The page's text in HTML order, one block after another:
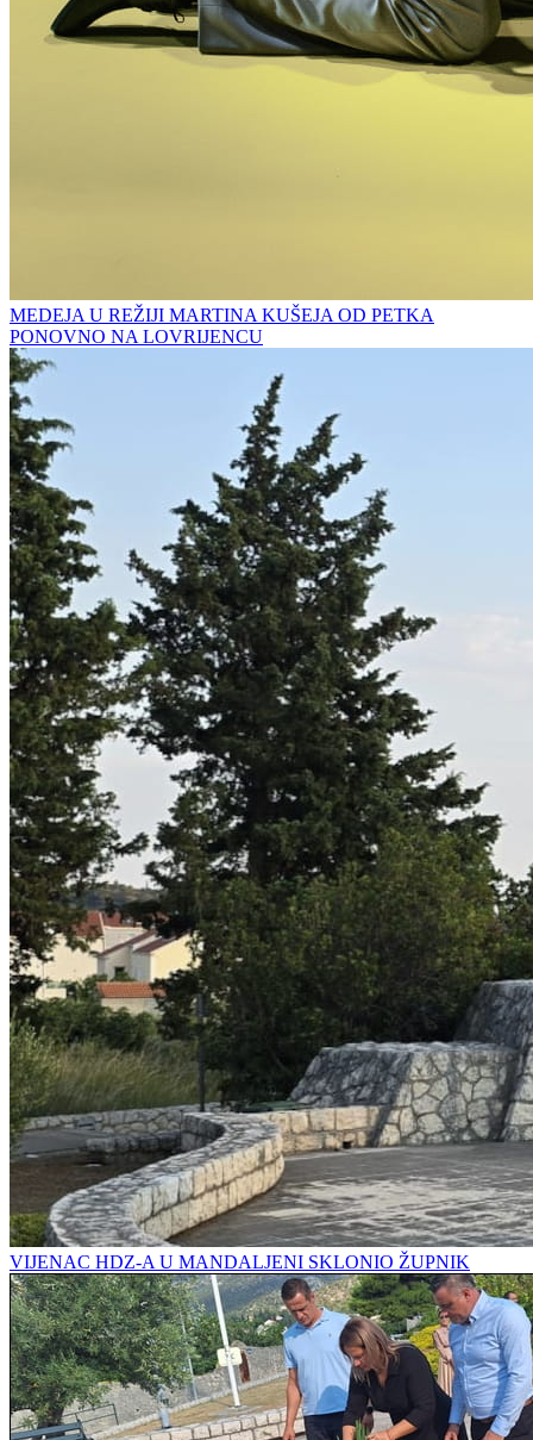
MEDEJA U REŽIJI MARTINA KUŠEJA OD PETKA
PONOVNO NA LOVRIJENCU
VIJENAC HDZ-A U MANDALJENI SKLONIO ŽUPNIK